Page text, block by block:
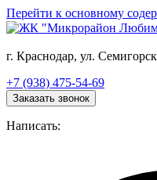
Перейти к основному
г. Краснодар, ул.
+7 (938) 475-54-69
Заказать звонок
Написать: